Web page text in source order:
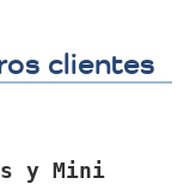
clientes
y Mini